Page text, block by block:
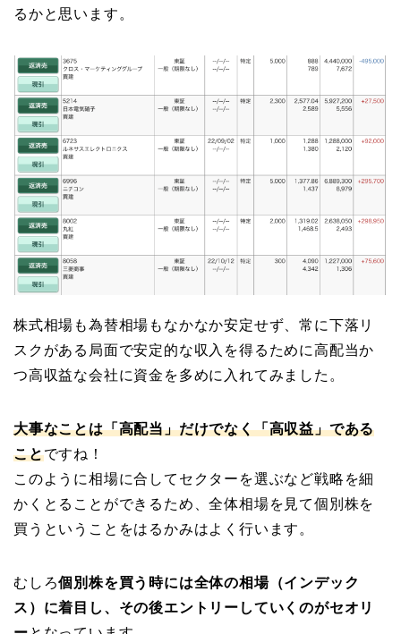
るかと思います。
株式相場も為替相場もなかなか安定せず、常に下落リ
スクがある局面で安定的な収入を得るために高配当か
つ高収益な会社に資金を多めに入れてみました。
大事なことは「高配当」だけでなく「高収益」である
ことですね！
このように相場に合してセクターを選ぶなど戦略を細
かくとることができるため、全体相場を見て個別株を
買うということをはるかみはよく行います。
むしろ個別株を買う時には全体の相場（インデック
ス）に着目し、その後エントリーしていくのがセオリ